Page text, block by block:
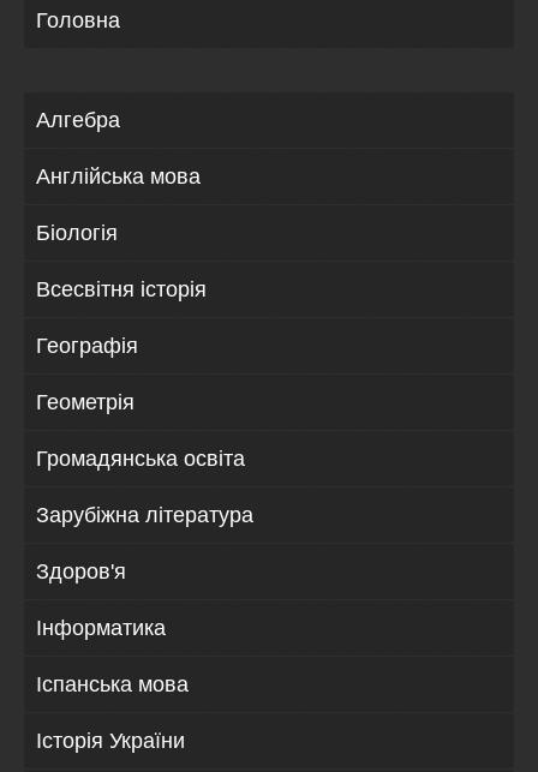
Головна
Алгебра
Англійська мова
Біологія
Всесвітня історія
Географія
Геометрія
Громадянська освіта
Зарубіжна література
Здоров'я
Інформатика
Іспанська мова
Історія України